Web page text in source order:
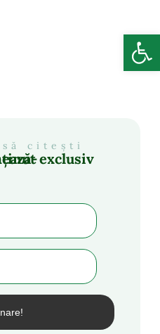
citești
conținut exclusiv